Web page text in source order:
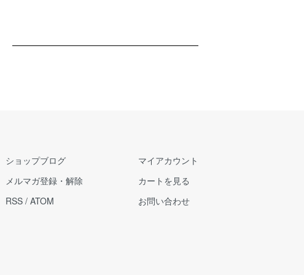
ショップブログ
メルマガ登録・解除
RSS / ATOM
マイアカウント
カートを見る
お問い合わせ